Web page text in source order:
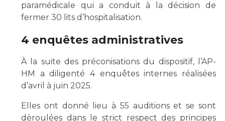
paramédicale qui a conduit à la décision de
fermer 30 lits d’hospitalisation.
4 enquêtes administratives
À la suite des préconisations du dispositif, l’AP-
HM a diligenté 4 enquêtes internes réalisées
d’avril à juin 2025.
Elles ont donné lieu à 55 auditions et se sont
déroulées dans le strict respect des principes